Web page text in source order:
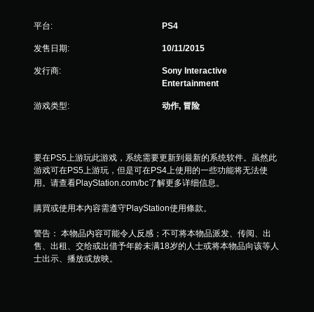
平台: PS4
发售日期: 10/11/2015
发行商:
Sony Interactive
Entertainment
游戏类型: 动作, 冒险
要在PS5上游玩此游戏，系统需要更新到最新的系统软件。虽然此
游戏可在PS5上游玩，但是可在PS4上使用的一些功能将无法使
用。请查看PlayStation.com/bc了解更多详细信息。
購買或使用本內容需遵守PlayStation使用條款。
警告： 本物品内容可能令人反感；不可将本物品派发、传阅、出
售、出租、交给或出借予年龄未满18岁的人士或将本物品向该等人
士出示、播放或放映。